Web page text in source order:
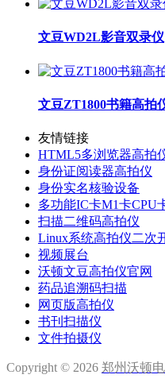
文豆WD2L影音双录仪
文豆ZT1800书籍高拍
友情链接
HTML5多浏览器高拍
身份证阅读器高拍仪
身份实名核验设备
多功能IC卡M1卡CPU
扫描二维码高拍仪
Linux系统高拍仪二次
视频展台
沃顿文豆高拍仪官网
药品追溯码扫描
网页版高拍仪
书刊扫描仪
文件拍摄仪
Copyright © 2026 郑州沃顿